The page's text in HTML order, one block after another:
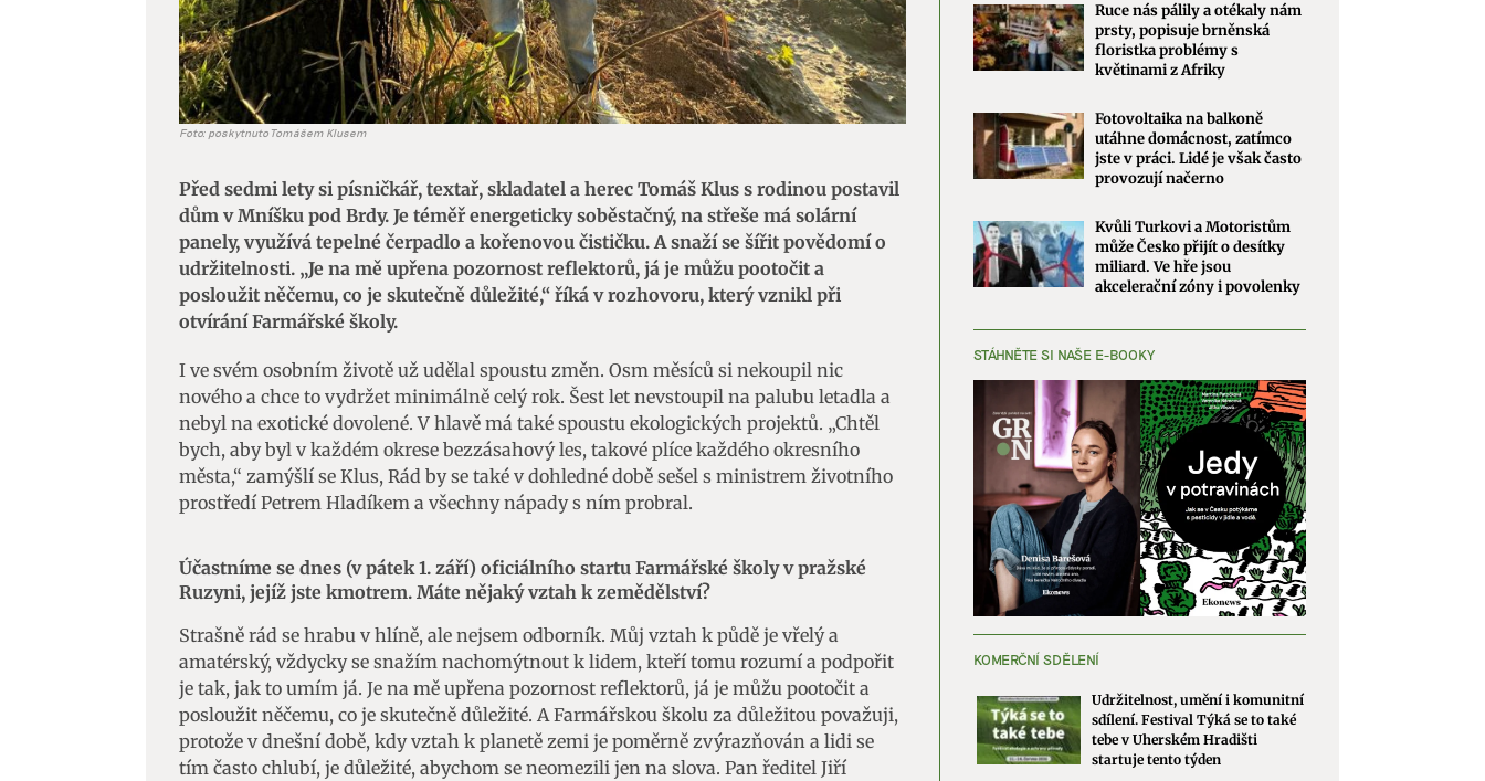
Foto: poskytnuto Tomášem Klusem
Před sedmi lety si písničkář, textař, skladatel a herec Tomáš Klus s rodinou postavil
dům v Mníšku pod Brdy. Je téměř energeticky soběstačný, na střeše má solární
panely, využívá tepelné čerpadlo a kořenovou čističku. A snaží se šířit povědomí o
udržitelnosti. „Je na mě upřena pozornost reflektorů, já je můžu pootočit a
posloužit něčemu, co je skutečně důležité,“ říká v rozhovoru, který vznikl při
otvírání Farmářské školy.
I ve svém osobním životě už udělal spoustu změn. Osm měsíců si nekoupil nic
nového a chce to vydržet minimálně celý rok. Šest let nevstoupil na palubu letadla a
nebyl na exotické dovolené. V hlavě má také spoustu ekologických projektů. „Chtěl
bych, aby byl v každém okrese bezzásahový les, takové plíce každého okresního
města,“ zamýšlí se Klus, Rád by se také v dohledné době sešel s ministrem životního
prostředí Petrem Hladíkem a všechny nápady s ním probral.
Účastníme se dnes (v pátek 1. září) oficiálního startu Farmářské školy v pražské
Ruzyni, jejíž jste kmotrem. Máte nějaký vztah k zemědělství?
Strašně rád se hrabu v hlíně, ale nejsem odborník. Můj vztah k půdě je vřelý a
amatérský, vždycky se snažím nachomýtnout k lidem, kteří tomu rozumí a podpořit
je tak, jak to umím já. Je na mě upřena pozornost reflektorů, já je můžu pootočit a
posloužit něčemu, co je skutečně důležité. A Farmářskou školu za důležitou považuji,
protože v dnešní době, kdy vztah k planetě zemi je poměrně zvýrazňován a lidi se
tím často chlubí, je důležité, abychom se neomezili jen na slova. Pan ředitel Jiří
Ruce nás pálily a otékaly nám
prsty, popisuje brněnská
floristka problémy s
květinami z Afriky
Fotovoltaika na balkoně
utáhne domácnost, zatímco
jste v práci. Lidé je však často
provozují načerno
Kvůli Turkovi a Motoristům
může Česko přijít o desítky
miliard. Ve hře jsou
akcelerační zóny i povolenky
STÁHNĚTE SI NAŠE E-BOOKY
KOMERČNÍ SDĚLENÍ
Udržitelnost, umění i komunitní
sdílení. Festival Týká se to také
tebe v Uherském Hradišti
startuje tento týden